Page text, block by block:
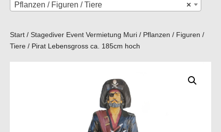
×
Pflanzen / Figuren / Tiere
Start / Stagediver Event Vermietung Muri / Pflanzen / Figuren /
Tiere / Pirat Lebensgross ca. 185cm hoch